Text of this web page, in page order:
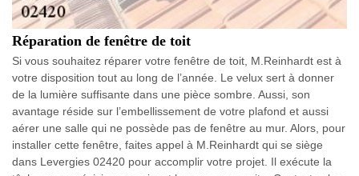
Réparation de fenêtre de toit
Si vous souhaitez réparer votre fenêtre de toit, M.Reinhardt est à
votre disposition tout au long de l’année. Le velux sert à donner
de la lumière suffisante dans une pièce sombre. Aussi, son
avantage réside sur l’embellissement de votre plafond et aussi
aérer une salle qui ne possède pas de fenêtre au mur. Alors, pour
installer cette fenêtre, faites appel à M.Reinhardt qui se siège
dans Levergies 02420 pour accomplir votre projet. Il exécute la